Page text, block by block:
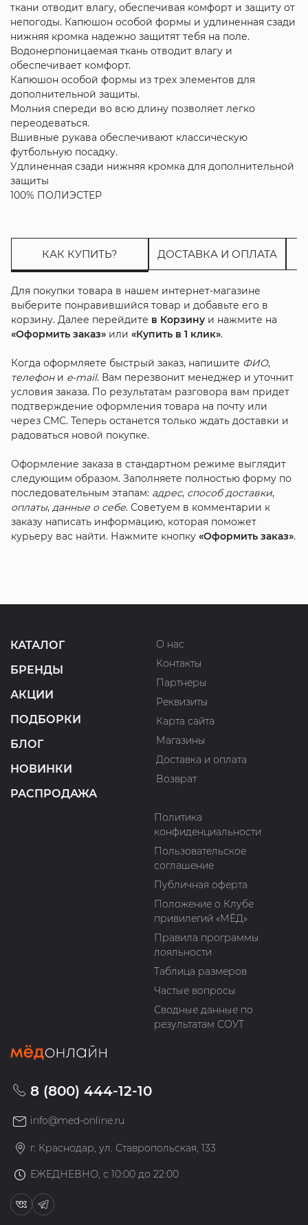
ткани отводит влагу, обеспечивая комфорт и защиту от
непогоды. Капюшон особой формы и удлиненная сзади
нижняя кромка надежно защитят тебя на поле.
Водонерпоницаемая ткань отводит влагу и
обеспечивает комфорт.
Капюшон особой формы из трех элементов для
дополнительной защиты.
Молния спереди во всю длину позволяет легко
переодеваться.
Вшивные рукава обеспечивают классическую
футбольную посадку.
Удлиненная сзади нижняя кромка для дополнительной
защиты
100% ПОЛИЭСТЕР
КАК КУПИТЬ? ДОСТАВКА И ОПЛАТА
Для покупки товара в нашем интернет-магазине
выберите понравившийся товар и добавьте его в
корзину. Далее перейдите в Корзинуи нажмите на
«Оформить заказ»или «Купить в 1 клик».
Когда оформляете быстрый заказ, напишите ФИО,
телефони e-mail. Вам перезвонит менеджер и уточнит
условия заказа. По результатам разговора вам придет
подтверждение оформления товара на почту или
через СМС. Теперь останется только ждать доставки и
радоваться новой покупке.
Оформление заказа в стандартном режиме выглядит
следующим образом. Заполняете полностью форму по
последовательным этапам: адрес, способ доставки,
оплаты, данные о себе. Советуем в комментарии к
заказу написать информацию, которая поможет
курьеру вас найти. Нажмите кнопку «Оформить заказ».
КАТАЛОГ
БРЕНДЫ
АКЦИИ
ПОДБОРКИ
БЛОГ
НОВИНКИ
РАСПРОДАЖА
О нас
Контакты
Партнеры
Реквизиты
Карта сайта
Магазины
Доставка и оплата
Возврат
Политика
конфиденциальности
Пользовательское
соглашение
Публичная оферта
Положение о Клубе
привилегий «МЁД»
Правила программы
лояльности
Таблица размеров
Частые вопросы
Сводные данные по
результатам СОУТ
8 (800) 444-12-10
info@med-online.ru
г. Краснодар, ул. Ставропольская, 133
ЕЖЕДНЕВНО, с 10:00 до 22:00